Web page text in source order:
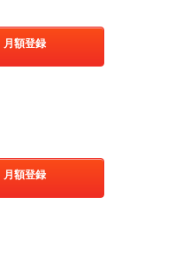
月額登録
月額登録